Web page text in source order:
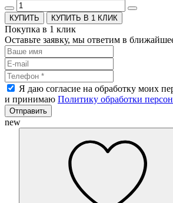
КУПИТЬ В 1 КЛИК
Покупка в 1 клик
Оставьте заявку, мы ответим в
Я даю согласие на обработку моих
и принимаю Политику обработки
Отправить
new